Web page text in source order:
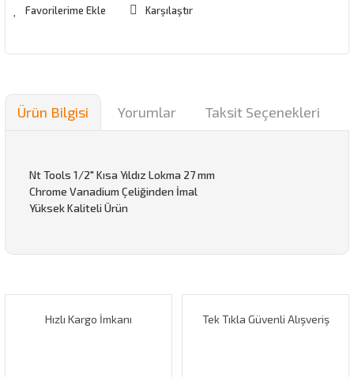
Karşılaştır
Ürün Bilgisi Yorumlar Taksit Seçenekleri
Nt Tools 1/2" Kısa Yıldız Lokma 27 mm
Chrome Vanadium Çeliğinden İmal
Yüksek Kaliteli Ürün
Görüş ve önerileriniz için teşekkür ederiz.
Hızlı Kargo İmkanı Tek Tıkla Güvenli Alışveriş